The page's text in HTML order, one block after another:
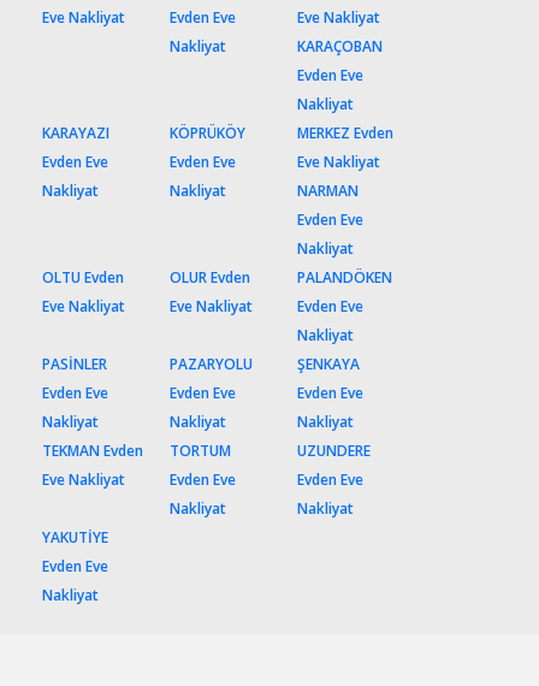
Eve Nakliyat
Evden Eve
Nakliyat
Eve Nakliyat
KARAÇOBAN
Evden Eve
Nakliyat
KARAYAZI
Evden Eve
Nakliyat
KÖPRÜKÖY
Evden Eve
Nakliyat
MERKEZ Evden
Eve Nakliyat
NARMAN
Evden Eve
Nakliyat
OLTU Evden
Eve Nakliyat
OLUR Evden
Eve Nakliyat
PALANDÖKEN
Evden Eve
Nakliyat
PASİNLER
Evden Eve
Nakliyat
PAZARYOLU
Evden Eve
Nakliyat
ŞENKAYA
Evden Eve
Nakliyat
TEKMAN Evden
Eve Nakliyat
TORTUM
Evden Eve
Nakliyat
UZUNDERE
Evden Eve
Nakliyat
YAKUTİYE
Evden Eve
Nakliyat